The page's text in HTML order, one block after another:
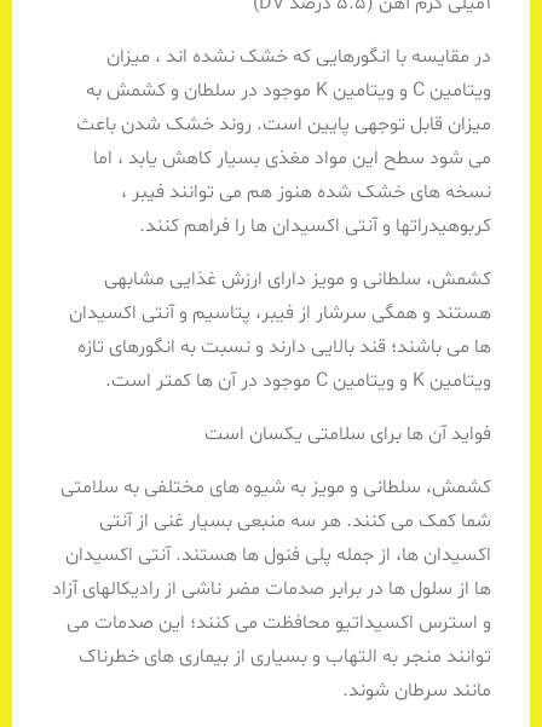
در مقایسه با انگورهایی که خشک نشده اند ، میزان
ویتامین C و ویتامین K موجود در سلطان و کشمش به
میزان قابل توجهی پایین است. روند خشک شدن باعث
می شود سطح این مواد مغذی بسیار کاهش یابد ، اما
نسخه های خشک شده هنوز هم می توانند فیبر ،
کربوهیدراتها و آنتی اکسیدان ها را فراهم کنند.
کشمش، سلطانی و مویز دارای ارزش غذایی مشابهی
هستند و همگی سرشار از فیبر، پتاسیم و آنتی اکسیدان
ها می باشند؛ قند بالایی دارند و نسبت به انگورهای تازه
ویتامین K و ویتامین C موجود در آن ها کمتر است.
فواید آن ها برای سلامتی یکسان است
کشمش، سلطانی و مویز به شیوه های مختلفی به سلامتی
شما کمک می کنند. هر سه منبعی بسیار غنی از آنتی
اکسیدان ها، از جمله پلی فنول ها هستند. آنتی اکسیدان
ها از سلول ها در برابر صدمات مضر ناشی از رادیکالهای آزاد
و استرس اکسیداتیو محافظت می کنند؛ این صدمات می
توانند منجر به التهاب و بسیاری از بیماری های خطرناک
مانند سرطان شوند.